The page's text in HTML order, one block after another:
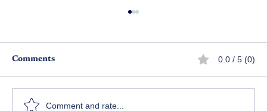
కరికాల చోళుడు - పార్ట్ 97
Comments 0.0 / 5 (0)
Comment and rate...